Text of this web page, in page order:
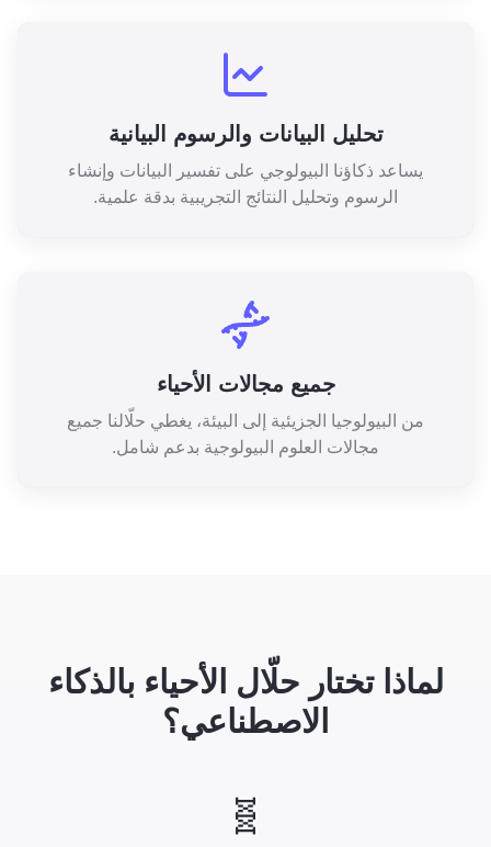
تحليل البيانات والرسوم البيانية
يساعد ذكاؤنا البيولوجي على تفسير البيانات وإنشاء
الرسوم وتحليل النتائج التجريبية بدقة علمية.
جميع مجالات الأحياء
من البيولوجيا الجزيئية إلى البيئة، يغطي حلّالنا جميع
مجالات العلوم البيولوجية بدعم شامل.
لماذا تختار حلّال الأحياء بالذكاء
الاصطناعي؟
🧬